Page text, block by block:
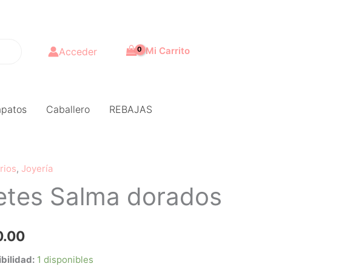
Acceder Mi Carrito
Caballero REBAJAS
, Joyería
Salma dorados
1 disponibles